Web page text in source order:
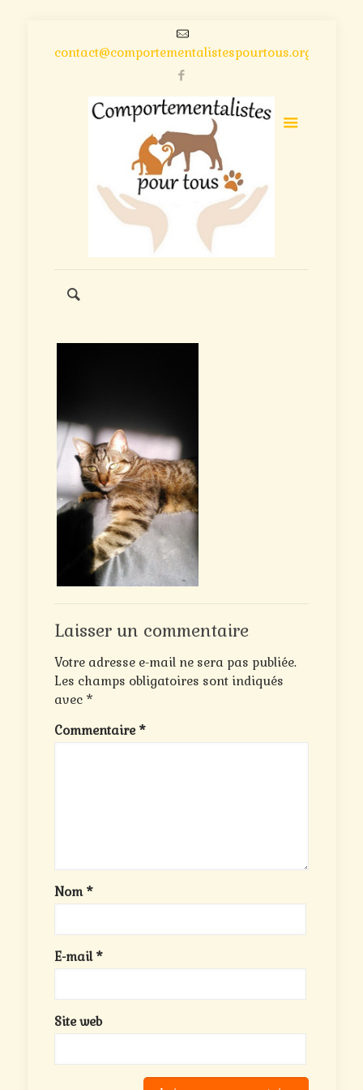
contact@comportementalistespourtous.org
Laisser un commentaire
Votre adresse e-mail ne sera pas publiée.
Les champs obligatoires sont indiqués
avec *
Commentaire *
Nom *
E-mail *
Site web